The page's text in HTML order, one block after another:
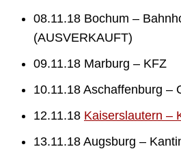
08.11.18 Bochum –
(AUSVERKAUFT)
09.11.18 Marburg – KFZ
10.11.18 Aschaffenburg –
12.11.18 Kaiserslautern –
13.11.18 Augsburg –